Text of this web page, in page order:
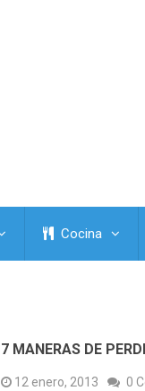
Cocina
7 MANERAS DE
12 enero, 2013 0